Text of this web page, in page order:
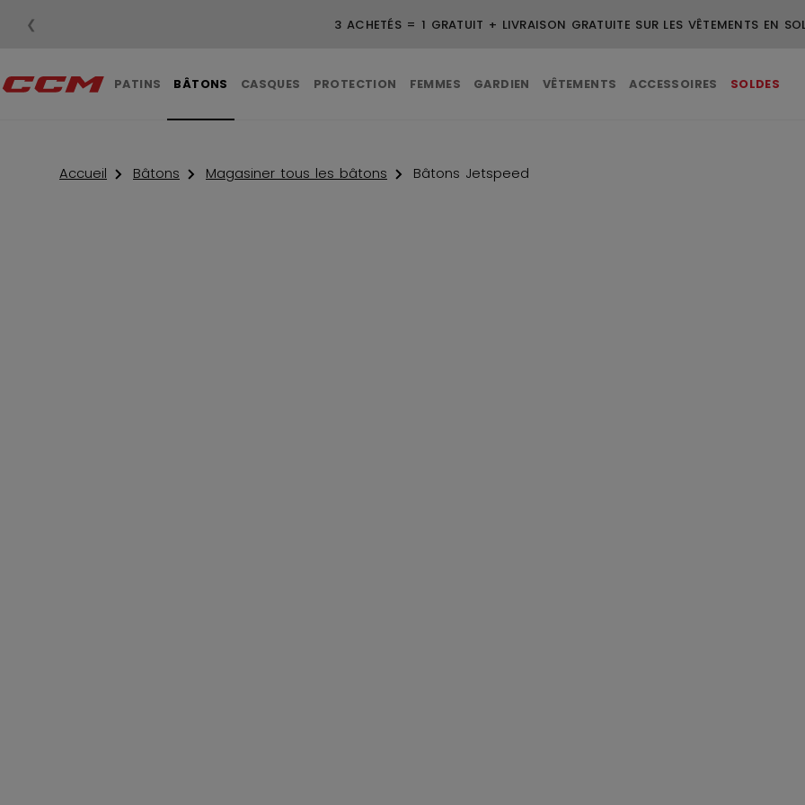
LIVRAISON GRATUITE POUR LES COMMANDES DE 99 $ ET PLUS
❮
PATINS BÂTONS CASQUES PROTECTION FEMMES GARDIEN VÊTEMENTS ACCESSOIRES SOLDES
Accueil Bâtons Magasiner tous les bâtons Bâtons Jetspeed